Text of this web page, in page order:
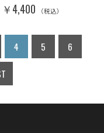
￥4,400 （税込）
4 5
6